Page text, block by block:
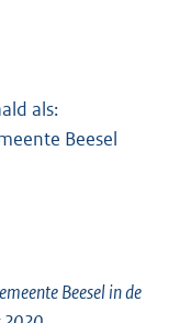
als:
Beesel
Beesel in de